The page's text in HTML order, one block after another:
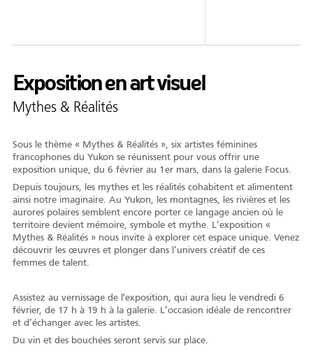
Jeunesse
Soutien à domicile
Location d'équipement
Tourisme
Équipe CA À propos
Exposition en art visuel
Mythes & Réalités
Sous le thème « Mythes & Réalités », six artistes féminines
francophones du Yukon se réunissent pour vous offrir une
exposition unique, du 6 février au 1er mars, dans la galerie Focus.
Depuis toujours, les mythes et les réalités cohabitent et alimentent
ainsi notre imaginaire. Au Yukon, les montagnes, les rivières et les
aurores polaires semblent encore porter ce langage ancien où le
territoire devient mémoire, symbole et mythe. L’exposition «
Mythes & Réalités » nous invite à explorer cet espace unique. Venez
découvrir les œuvres et plonger dans l’univers créatif de ces
femmes de talent.
Assistez au vernissage de l'exposition, qui aura lieu le vendredi 6
février, de 17 h à 19 h à la galerie. L’occasion idéale de rencontrer
et d’échanger avec les artistes.
Du vin et des bouchées seront servis sur place.